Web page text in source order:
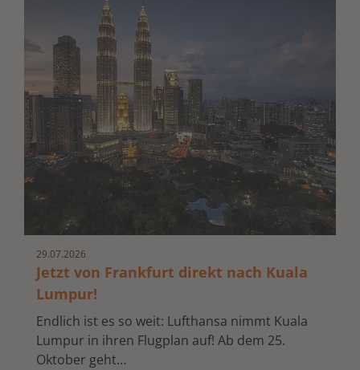
29.07.2026
Jetzt von Frankfurt direkt nach Kuala
Lumpur!
Endlich ist es so weit: Lufthansa nimmt Kuala
Lumpur in ihren Flugplan auf! Ab dem 25.
Oktober geht…